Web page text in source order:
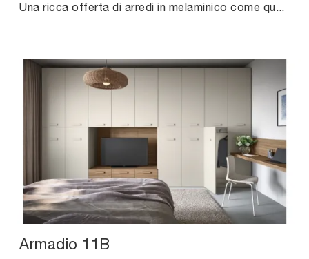
Una ricca offerta di arredi in melaminico come questo armadio con ante battenti nell'immagine.
Armadio 11B